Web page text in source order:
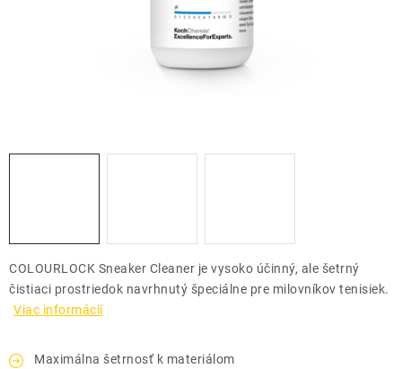
COLOURLOCK Sneaker Cleaner je vysoko účinný, ale šetrný
čistiaci prostriedok navrhnutý špeciálne pre milovníkov tenisiek.
Viac informácií
Maximálna šetrnosť k materiálom